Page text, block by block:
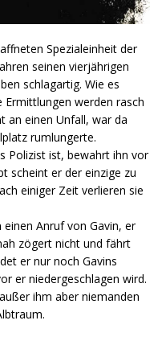
Spezialeinheit der
seinen vierjährigen
schlagartig. Wie es
werden rasch
an einen Unfall, war da
rumlungerte.
Polizist ist, bewahrt ihn vor
scheint er der einzige zu
einiger Zeit verlieren sie
Anruf von Gavin, er
zögert nicht und fährt
er nur noch Gavins
er niedergeschlagen wird.
ihm aber niemanden